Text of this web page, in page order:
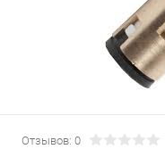
Отзывов: 0